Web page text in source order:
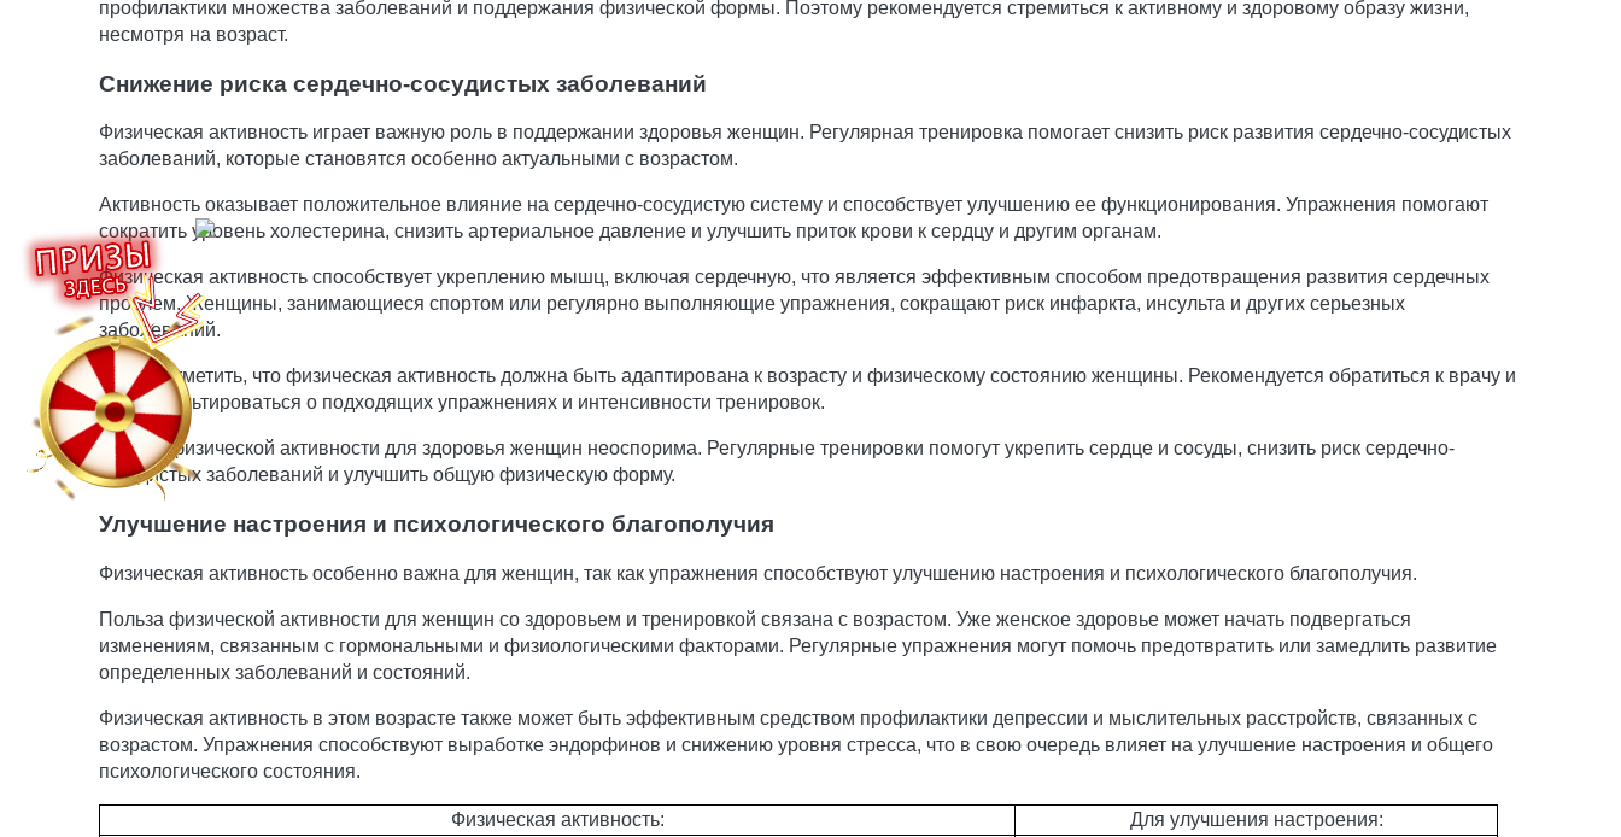
профилактики множества заболеваний и поддержания физической формы. Поэтому рекомендуется стремиться к активному и здоровому образу жизни,
несмотря на возраст.
Снижение риска сердечно-сосудистых заболеваний
Физическая активность играет важную роль в поддержании здоровья женщин. Регулярная тренировка помогает снизить риск развития сердечно-сосудистых
заболеваний, которые становятся особенно актуальными с возрастом.
Активность оказывает положительное влияние на сердечно-сосудистую систему и способствует улучшению ее функционирования. Упражнения помогают
сократить уровень холестерина, снизить артериальное давление и улучшить приток крови к сердцу и другим органам.
Физическая активность способствует укреплению мышц, включая сердечную, что является эффективным способом предотвращения развития сердечных
проблем. Женщины, занимающиеся спортом или регулярно выполняющие упражнения, сокращают риск инфаркта, инсульта и других серьезных
заболеваний.
Важно отметить, что физическая активность должна быть адаптирована к возрасту и физическому состоянию женщины. Рекомендуется обратиться к врачу и
проконсультироваться о подходящих упражнениях и интенсивности тренировок.
Польза физической активности для здоровья женщин неоспорима. Регулярные тренировки помогут укрепить сердце и сосуды, снизить риск сердечно-
сосудистых заболеваний и улучшить общую физическую форму.
Улучшение настроения и психологического благополучия
Физическая активность особенно важна для женщин, так как упражнения способствуют улучшению настроения и психологического благополучия.
Польза физической активности для женщин со здоровьем и тренировкой связана с возрастом. Уже женское здоровье может начать подвергаться
изменениям, связанным с гормональными и физиологическими факторами. Регулярные упражнения могут помочь предотвратить или замедлить развитие
определенных заболеваний и состояний.
Физическая активность в этом возрасте также может быть эффективным средством профилактики депрессии и мыслительных расстройств, связанных с
возрастом. Упражнения способствуют выработке эндорфинов и снижению уровня стресса, что в свою очередь влияет на улучшение настроения и общего
психологического состояния.
Физическая активность:
Для улучшения настроения: